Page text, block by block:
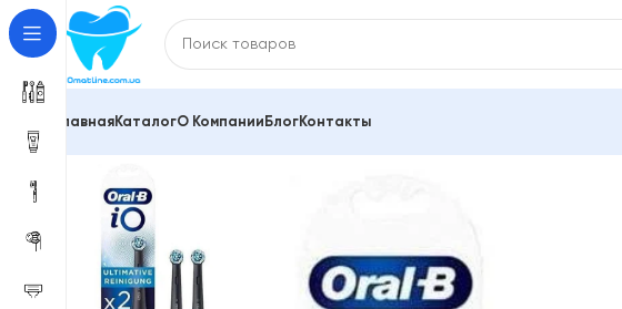
ГлавнаяКаталогО Компании БлогКонтакты